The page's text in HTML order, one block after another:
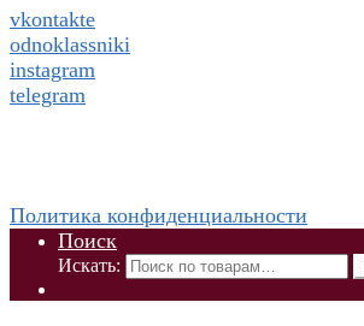
vkontakte
odnoklassniki
instagram
telegram
Политика конфиденциальности
Поиск
Искать: